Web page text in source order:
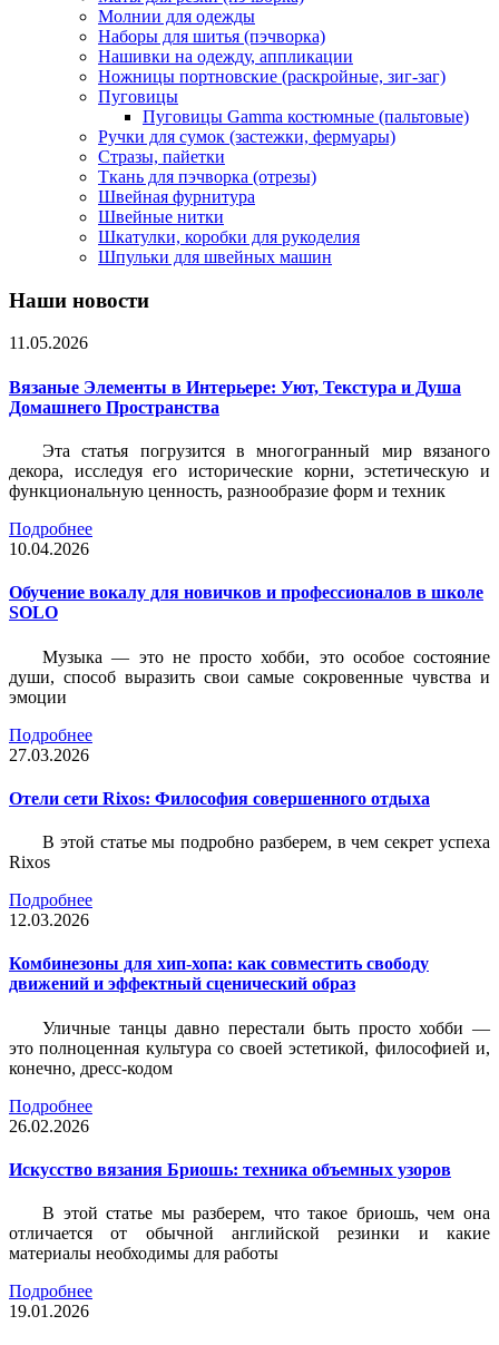
Молнии для одежды
Наборы для шитья (пэчворка)
Нашивки на одежду, аппликации
Ножницы портновские (раскройные, зиг-заг)
Пуговицы
Пуговицы Gamma костюмные (пальтовые)
Ручки для сумок (застежки, фермуары)
Стразы, пайетки
Ткань для пэчворка (отрезы)
Швейная фурнитура
Швейные нитки
Шкатулки, коробки для рукоделия
Шпульки для швейных машин
Наши новости
11.05.2026
Вязаные Элементы в Интерьере: Уют, Текстура и Душа
Домашнего Пространства
Эта статья погрузится в многогранный мир вязаного
декора, исследуя его исторические корни, эстетическую и
функциональную ценность, разнообразие форм и техник
Подробнее
10.04.2026
Обучение вокалу для новичков и профессионалов в школе
SOLO
Музыка — это не просто хобби, это особое состояние
души, способ выразить свои самые сокровенные чувства и
эмоции
Подробнее
27.03.2026
Отели сети Rixos: Философия совершенного отдыха
В этой статье мы подробно разберем, в чем секрет успеха
Rixos
Подробнее
12.03.2026
Комбинезоны для хип-хопа: как совместить свободу
движений и эффектный сценический образ
Уличные танцы давно перестали быть просто хобби —
это полноценная культура со своей эстетикой, философией и,
конечно, дресс-кодом
Подробнее
26.02.2026
Искусство вязания Бриошь: техника объемных узоров
В этой статье мы разберем, что такое бриошь, чем она
отличается от обычной английской резинки и какие
материалы необходимы для работы
Подробнее
19.01.2026